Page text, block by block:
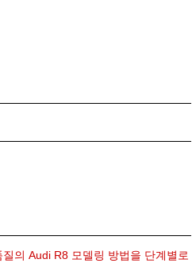
의 Audi R8 모델링 방법을 단계별로